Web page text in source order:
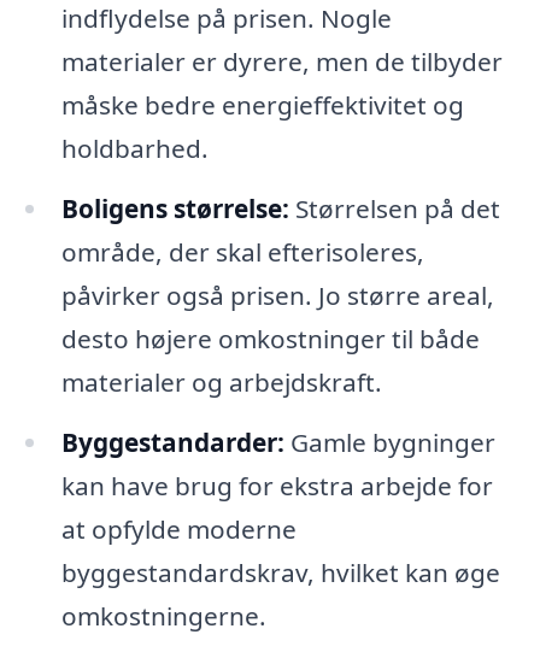
indflydelse på prisen. Nogle
materialer er dyrere, men de tilbyder
måske bedre energieffektivitet og
holdbarhed.
Boligens størrelse: Størrelsen på det
område, der skal efterisoleres,
påvirker også prisen. Jo større areal,
desto højere omkostninger til både
materialer og arbejdskraft.
Byggestandarder: Gamle bygninger
kan have brug for ekstra arbejde for
at opfylde moderne
byggestandardskrav, hvilket kan øge
omkostningerne.